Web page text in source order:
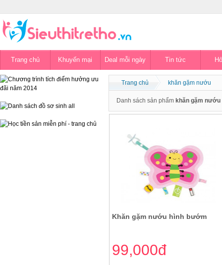
Trang chủ Khuyến mại Deal mỗi ngày Tin tức
Trang chủ khăn gặm nướu
Danh sách sản phẩm khăn gặm nướu
Khăn gặm nướu hình bướm
99,000đ